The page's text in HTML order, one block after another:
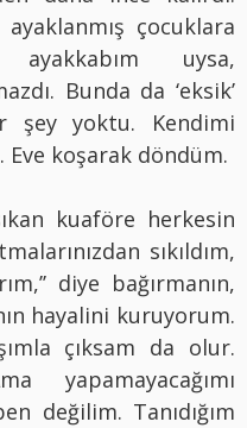
çocuklara
ayakkabım uysa,
Bunda da ‘eksik’
şey yoktu. Kendimi
koşarak döndüm.
kuaföre herkesin
sıkıldım,
diye bağırmanın,
hayalini kuruyorum.
çıksam da olur.
yapamayacağımı
değilim. Tanıdığım